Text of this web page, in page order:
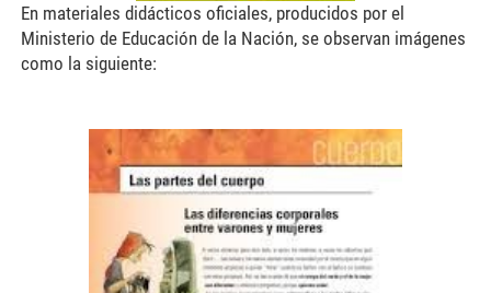
En materiales didácticos oficiales, producidos por el
Ministerio de Educación de la Nación, se observan imágenes
como la siguiente:
ramos9.jpg